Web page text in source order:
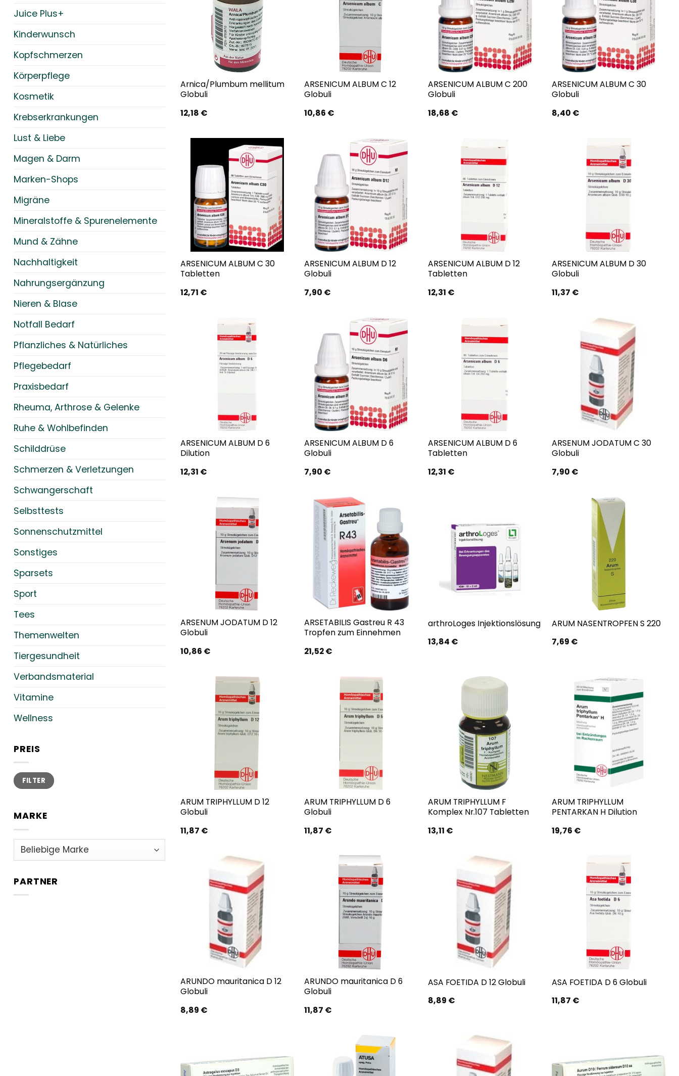
Juice Plus+
Kinderwunsch
Kopfschmerzen
Körperpflege
Kosmetik
Krebserkrankungen
Lust & Liebe
Magen & Darm
Marken-Shops
Migräne
Mineralstoffe & Spurenelemente
Mund & Zähne
Nachhaltigkeit
Nahrungsergänzung
Nieren & Blase
Notfall Bedarf
Pflanzliches & Natürliches
Pflegebedarf
Praxisbedarf
Rheuma, Arthrose & Gelenke
Ruhe & Wohlbefinden
Schilddrüse
Schmerzen & Verletzungen
Schwangerschaft
Selbsttests
Sonnenschutzmittel
Sonstiges
Sparsets
Sport
Tees
Themenwelten
Tiergesundheit
Verbandsmaterial
Vitamine
Wellness
PREIS
Min.
Preis
Max.
PreisFILTER
MARKE
PARTNER
Arnica/Plumbum mellitum
Globuli
12,18 €
ARSENICUM ALBUM C 12
Globuli
10,86 €
ARSENICUM ALBUM C 200
Globuli
18,68 €
ARSENICUM ALBUM C 30
Globuli
8,40 €
ARSENICUM ALBUM C 30
Tabletten
12,71 €
ARSENICUM ALBUM D 12
Globuli
7,90 €
ARSENICUM ALBUM D 12
Tabletten
12,31 €
ARSENICUM ALBUM D 30
Globuli
11,37 €
ARSENICUM ALBUM D 6
Dilution
12,31 €
ARSENICUM ALBUM D 6
Globuli
7,90 €
ARSENICUM ALBUM D 6
Tabletten
12,31 €
ARSENUM JODATUM C 30
Globuli
7,90 €
ARSENUM JODATUM D 12
Globuli
10,86 €
ARSETABILIS Gastreu R 43
Tropfen zum Einnehmen
21,52€
arthroLoges Injektionslösung
13,84 €
ARUM NASENTROPFEN S 220
7,69 €
ARUM TRIPHYLLUM D 12
Globuli
11,87 €
ARUM TRIPHYLLUM D 6
Globuli
11,87 €
ARUM TRIPHYLLUM F
Komplex Nr.107 Tabletten
13,11 €
ARUM TRIPHYLLUM
PENTARKAN H Dilution
19,76 €
ARUNDO mauritanica D 12
Globuli
8,89 €
ARUNDO mauritanica D 6
Globuli
11,87 €
ASA FOETIDA D 12 Globuli
8,89 €
ASA FOETIDA D 6 Globuli
11,87 €